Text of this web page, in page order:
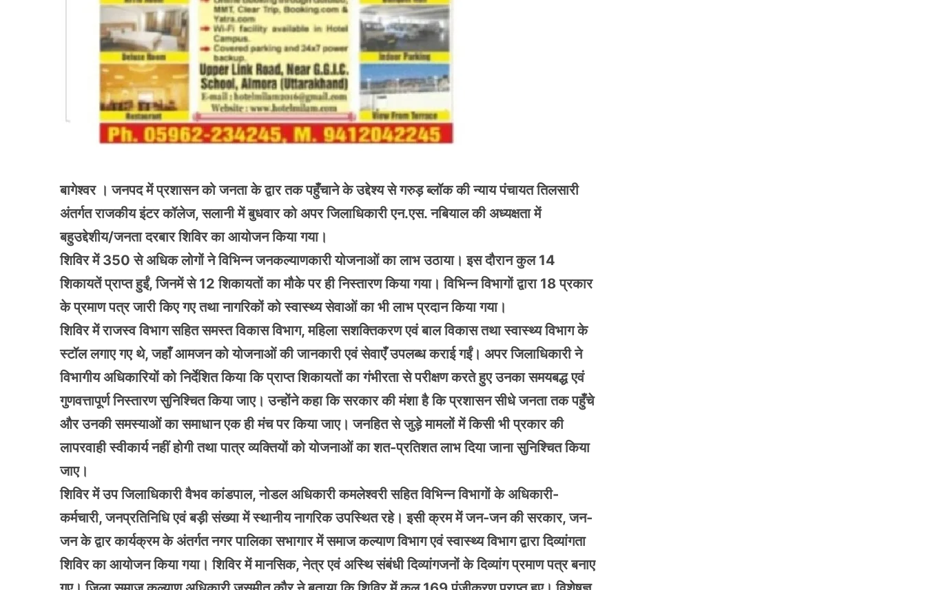
बागेश्वर । जनपद में प्रशासन को जनता के द्वार तक पहुँचाने के उद्देश्य से गरुड़ ब्लॉक की न्याय पंचायत तिलसारी
अंतर्गत राजकीय इंटर कॉलेज, सलानी में बुधवार को अपर जिलाधिकारी एन.एस. नबियाल की अध्यक्षता में
बहुउद्देशीय/जनता दरबार शिविर का आयोजन किया गया।
शिविर में 350 से अधिक लोगों ने विभिन्न जनकल्याणकारी योजनाओं का लाभ उठाया। इस दौरान कुल 14
शिकायतें प्राप्त हुईं, जिनमें से 12 शिकायतों का मौके पर ही निस्तारण किया गया। विभिन्न विभागों द्वारा 18 प्रकार
के प्रमाण पत्र जारी किए गए तथा नागरिकों को स्वास्थ्य सेवाओं का भी लाभ प्रदान किया गया।
शिविर में राजस्व विभाग सहित समस्त विकास विभाग, महिला सशक्तिकरण एवं बाल विकास तथा स्वास्थ्य विभाग के
स्टॉल लगाए गए थे, जहाँ आमजन को योजनाओं की जानकारी एवं सेवाएँ उपलब्ध कराई गईं। अपर जिलाधिकारी ने
विभागीय अधिकारियों को निर्देशित किया कि प्राप्त शिकायतों का गंभीरता से परीक्षण करते हुए उनका समयबद्ध एवं
गुणवत्तापूर्ण निस्तारण सुनिश्चित किया जाए। उन्होंने कहा कि सरकार की मंशा है कि प्रशासन सीधे जनता तक पहुँचे
और उनकी समस्याओं का समाधान एक ही मंच पर किया जाए। जनहित से जुड़े मामलों में किसी भी प्रकार की
लापरवाही स्वीकार्य नहीं होगी तथा पात्र व्यक्तियों को योजनाओं का शत-प्रतिशत लाभ दिया जाना सुनिश्चित किया
जाए।
शिविर में उप जिलाधिकारी वैभव कांडपाल, नोडल अधिकारी कमलेश्वरी सहित विभिन्न विभागों के अधिकारी-
कर्मचारी, जनप्रतिनिधि एवं बड़ी संख्या में स्थानीय नागरिक उपस्थित रहे। इसी क्रम में जन-जन की सरकार, जन-
जन के द्वार कार्यक्रम के अंतर्गत नगर पालिका सभागार में समाज कल्याण विभाग एवं स्वास्थ्य विभाग द्वारा दिव्यांगता
शिविर का आयोजन किया गया। शिविर में मानसिक, नेत्र एवं अस्थि संबंधी दिव्यांगजनों के दिव्यांग प्रमाण पत्र बनाए